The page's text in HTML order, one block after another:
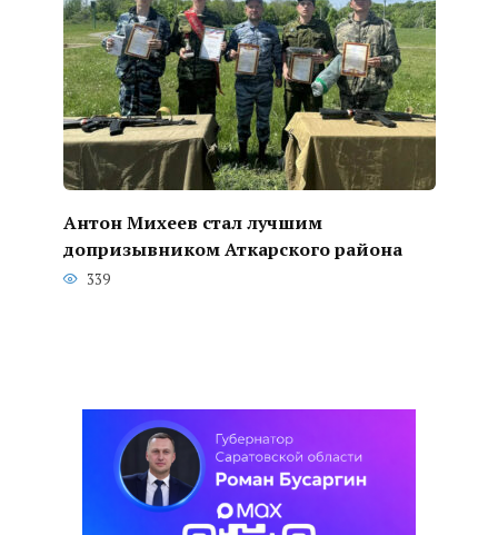
Антон Михеев стал лучшим
допризывником Аткарского района
339